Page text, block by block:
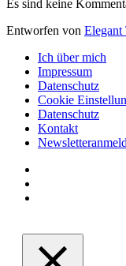
Es sind keine
Entworfen von Elegant
Ich über mich
Impressum
Datenschutz
Cookie
Datenschutz
Kontakt